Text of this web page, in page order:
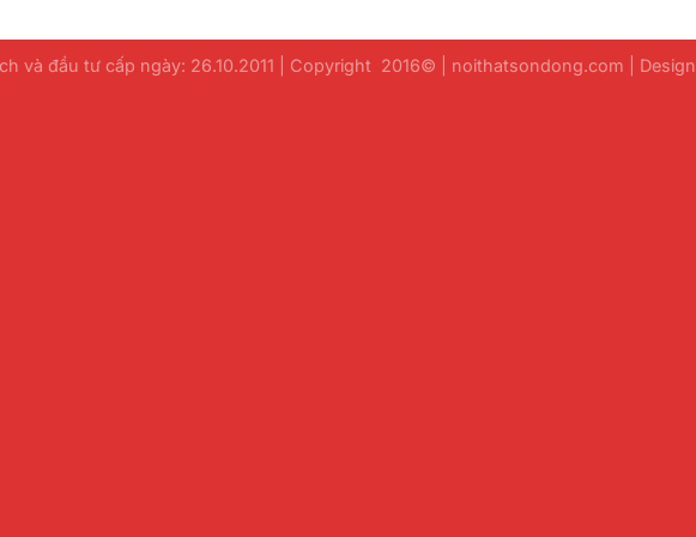
và đầu tư cấp ngày: 26.10.2011 | Copyright 2016© | noithatsondong.com | Design